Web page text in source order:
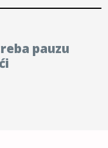
pauzu